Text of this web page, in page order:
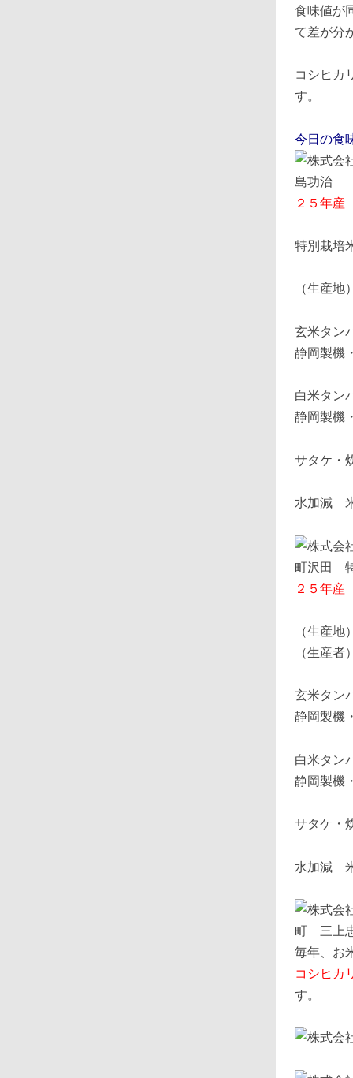
食味値が
て差が分
コシヒカ
す。
今日の食
２５年
特別栽
（生産
玄米タン
静岡製機
白米タ
静岡製機
サタケ・
水加減
２５年
（生産
（生産
玄米タン
静岡製機
白米タ
静岡製機
サタケ・
水加減
毎年、お
コシヒ
す。